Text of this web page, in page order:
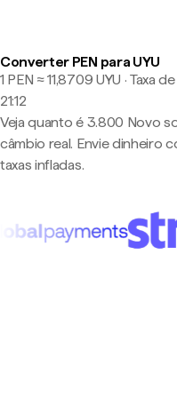
Converter PEN para UYU
1 PEN ≈ 11,8709 UYU · Taxa
21:12
Veja quanto é 3.800 Novo
câmbio real. Envie dinheiro
taxas infladas.